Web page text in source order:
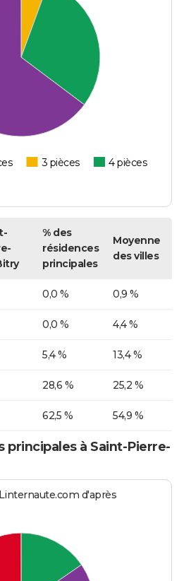
3 pièces
4 pièces
% des
résidences
principales
Moyenne
des villes
0,0 % 0,9 %
0,0 % 4,4 %
5,4 % 13,4 %
28,6 % 25,2 %
62,5 % 54,9 %
principales à Saint-Pierre-
d'après